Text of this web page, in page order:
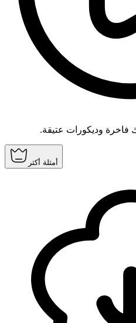
فاخرة وديكورات عتيقة.
أمثلة أكثر